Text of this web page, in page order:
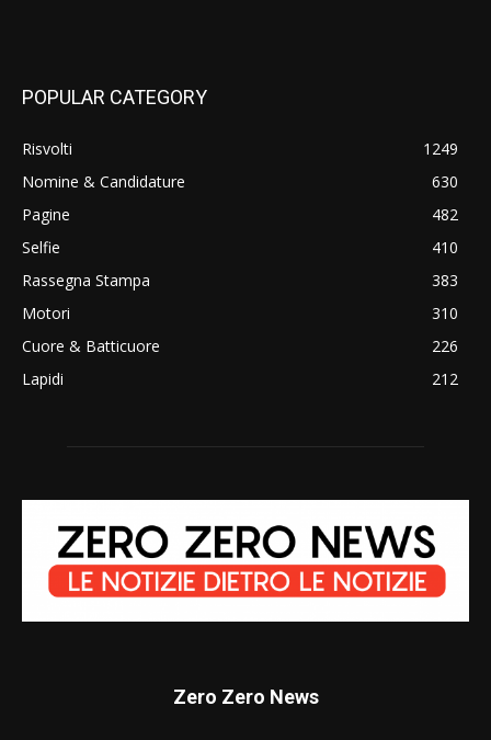
POPULAR CATEGORY
Risvolti
1249
Nomine & Candidature
630
Pagine
482
Selfie
410
Rassegna Stampa
383
Motori
310
Cuore & Batticuore
226
Lapidi
212
Zero Zero News